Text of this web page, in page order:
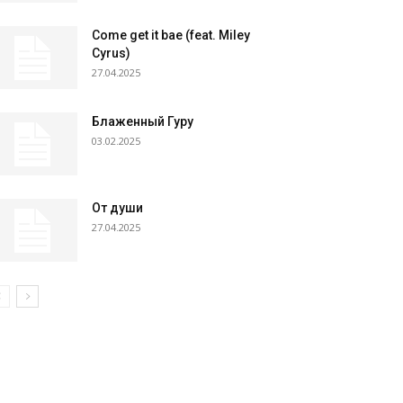
Come get it bae (feat. Miley
Cyrus)
27.04.2025
Блаженный Гуру
03.02.2025
От души
27.04.2025